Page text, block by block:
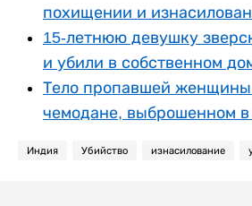
похищении и
15-летнюю девушку
и убили в собственном
Тело пропавшей
чемодане, выброшенном в
Индия Убийство изнасилование